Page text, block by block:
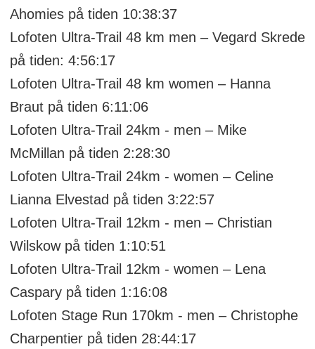
Ahomies på tiden 10:38:37
Lofoten Ultra-Trail 48 km men – Vegard Skrede
på tiden: 4:56:17
Lofoten Ultra-Trail 48 km women – Hanna
Braut på tiden 6:11:06
Lofoten Ultra-Trail 24km - men – Mike
McMillan på tiden 2:28:30
Lofoten Ultra-Trail 24km - women – Celine
Lianna Elvestad på tiden 3:22:57
Lofoten Ultra-Trail 12km - men – Christian
Wilskow på tiden 1:10:51
Lofoten Ultra-Trail 12km - women – Lena
Caspary på tiden 1:16:08
Lofoten Stage Run 170km - men – Christophe
Charpentier på tiden 28:44:17